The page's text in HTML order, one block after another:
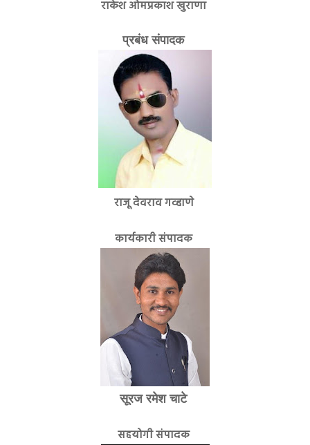
राकेश ओमप्रकाश खुराणा
प्रबंध संपादक
राजू देवराव गव्हाणे
कार्यकारी संपादक
सूरज रमेश चाटे
सहयोगी संपादक